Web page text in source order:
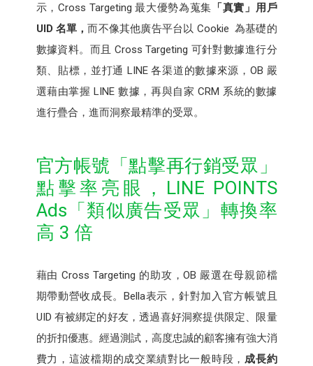
示，Cross Targeting 最大優勢為蒐集 「真實」用戶
UID 名單，而不像其他廣告平台以 Cookie 為基礎的
數據資料。而且 Cross Targeting 可針對數據進行分
類、貼標，並打通 LINE 各渠道的數據來源，OB 嚴
選藉由掌握 LINE 數據，再與自家 CRM 系統的數據
進行疊合，進而洞察最精準的受眾。
官方帳號「點擊再行銷受眾」
點擊率亮眼，LINE POINTS
Ads「類似廣告受眾」轉換率
高 3 倍
藉由 Cross Targeting 的助攻，OB 嚴選在母親節檔
期帶動營收成長。Bella表示，針對加入官方帳號且
UID 有被綁定的好友，透過喜好洞察提供限定、限量
的折扣優惠。經過測試，高度忠誠的顧客擁有強大消
費力，這波檔期的成交業績對比一般時段，成長約